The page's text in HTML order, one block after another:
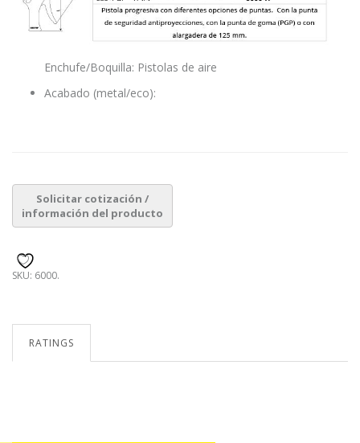
Enchufe/Boquilla: Pistolas de aire
Acabado (metal/eco):
SKU: 6000.
RATINGS